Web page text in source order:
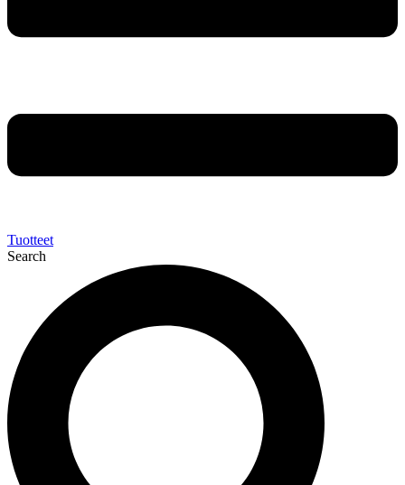
Tuotteet
Search